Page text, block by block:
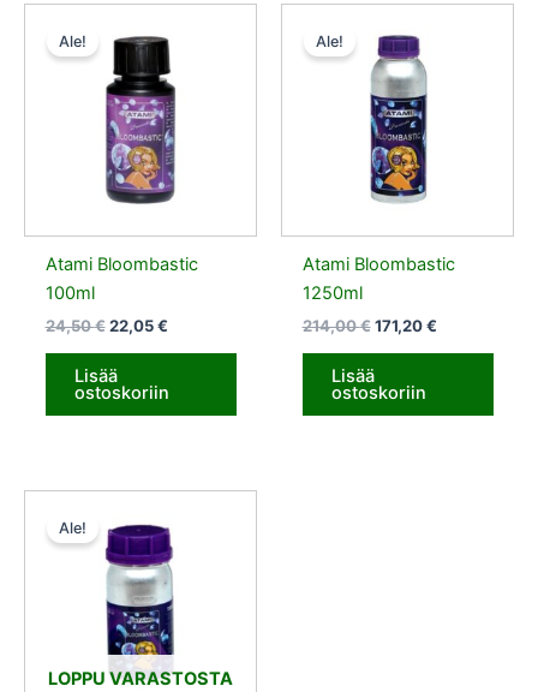
Ale!
Atami Bloombastic
100ml
24,50€
Alkuperäinen
hinta
oli:
24,50 €.
22,05€
Nykyinen
on:
22,05 €.
Lisää
ostoskoriin
Ale!
Atami Bloombastic
1250ml
214,00€
Alkuperäinen
hinta
oli:
214,00 €.
171,20€
Nykyinen
Lisää
ostoskoriin
LOPPU VARASTOSTA
Ale!
Alkuperäinen
oli:
59,00 €.
Nykyinen
on:
53,10 €.